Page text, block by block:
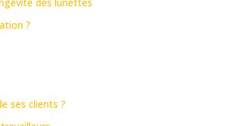
?
ses clients ?